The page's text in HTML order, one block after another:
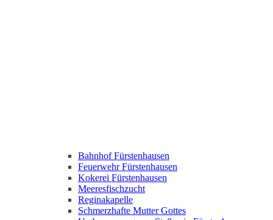
Bahnhof Fürstenhausen
Feuerwehr Fürstenhausen
Kokerei Fürstenhausen
Meeresfischzucht
Reginakapelle
Schmerzhafte Mutter Gottes